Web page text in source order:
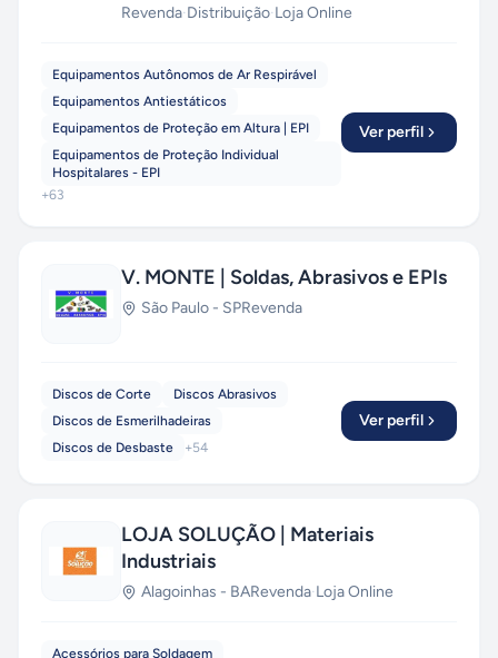
Revenda·Distribuição·Loja Online
Equipamentos Autônomos de Ar Respirável
Equipamentos Antiestáticos
Equipamentos de Proteção em Altura | EPI
Equipamentos de Proteção Individual
Hospitalares - EPI
+63
Ver perfil
V. MONTE | Soldas, Abrasivos e EPIs
São Paulo - SPRevenda
Discos de Corte
Discos Abrasivos
Discos de Esmerilhadeiras
Discos de Desbaste
+54
Ver perfil
LOJA SOLUÇÃO | Materiais
Industriais
Alagoinhas - BARevenda·Loja Online
Acessórios para Soldagem